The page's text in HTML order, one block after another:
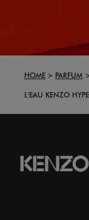
HOME PARFUM
L'EAU KENZO